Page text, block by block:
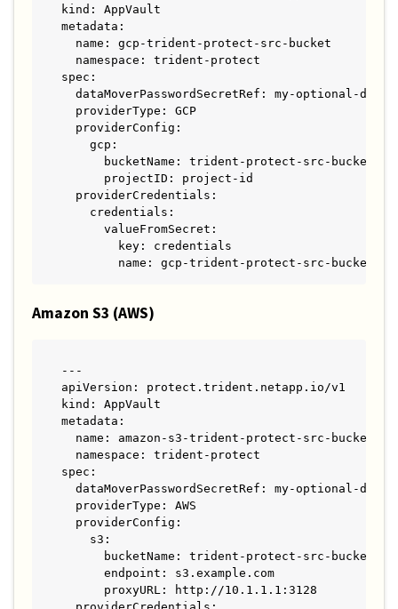
kind: AppVault
metadata:
  name: gcp-trident-protect-src-bucket
  namespace: trident-protect
spec:
dataMoverPasswordSecretRef: my-optional-
  providerType: GCP
  providerConfig:
    gcp:
      bucketName: trident-protect-src-bucket
      projectID: project-id
  providerCredentials:
    credentials:
      valueFromSecret:
        key: credentials
name: gcp-trident-protect-src-bucket-
Amazon S3 (AWS)
---
apiVersion: protect.trident.netapp.io/v1
kind: AppVault
metadata:
  name: amazon-s3-trident-protect-src-bucket
  namespace: trident-protect
spec:
dataMoverPasswordSecretRef: my-optional-
  providerType: AWS
  providerConfig:
    s3:
      bucketName: trident-protect-src-bucket
      endpoint: s3.example.com
      proxyURL: http://10.1.1.1:3128